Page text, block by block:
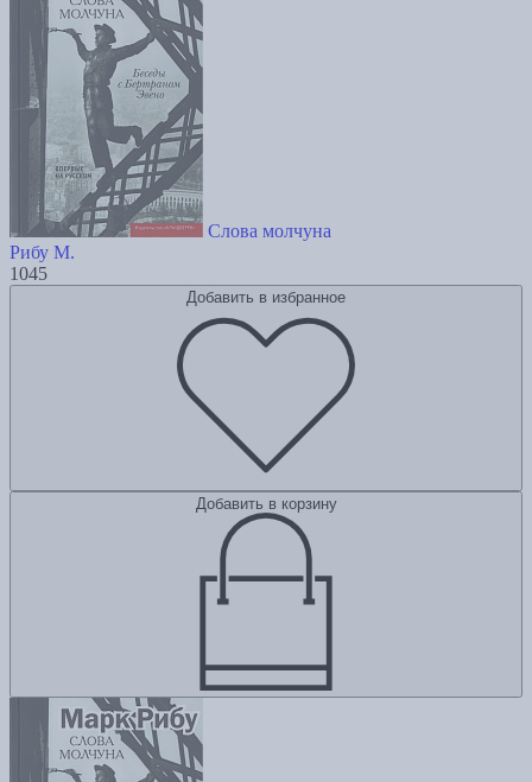
Слова молчуна
Рибу М.
1045
Добавить в избранное
Добавить в корзину